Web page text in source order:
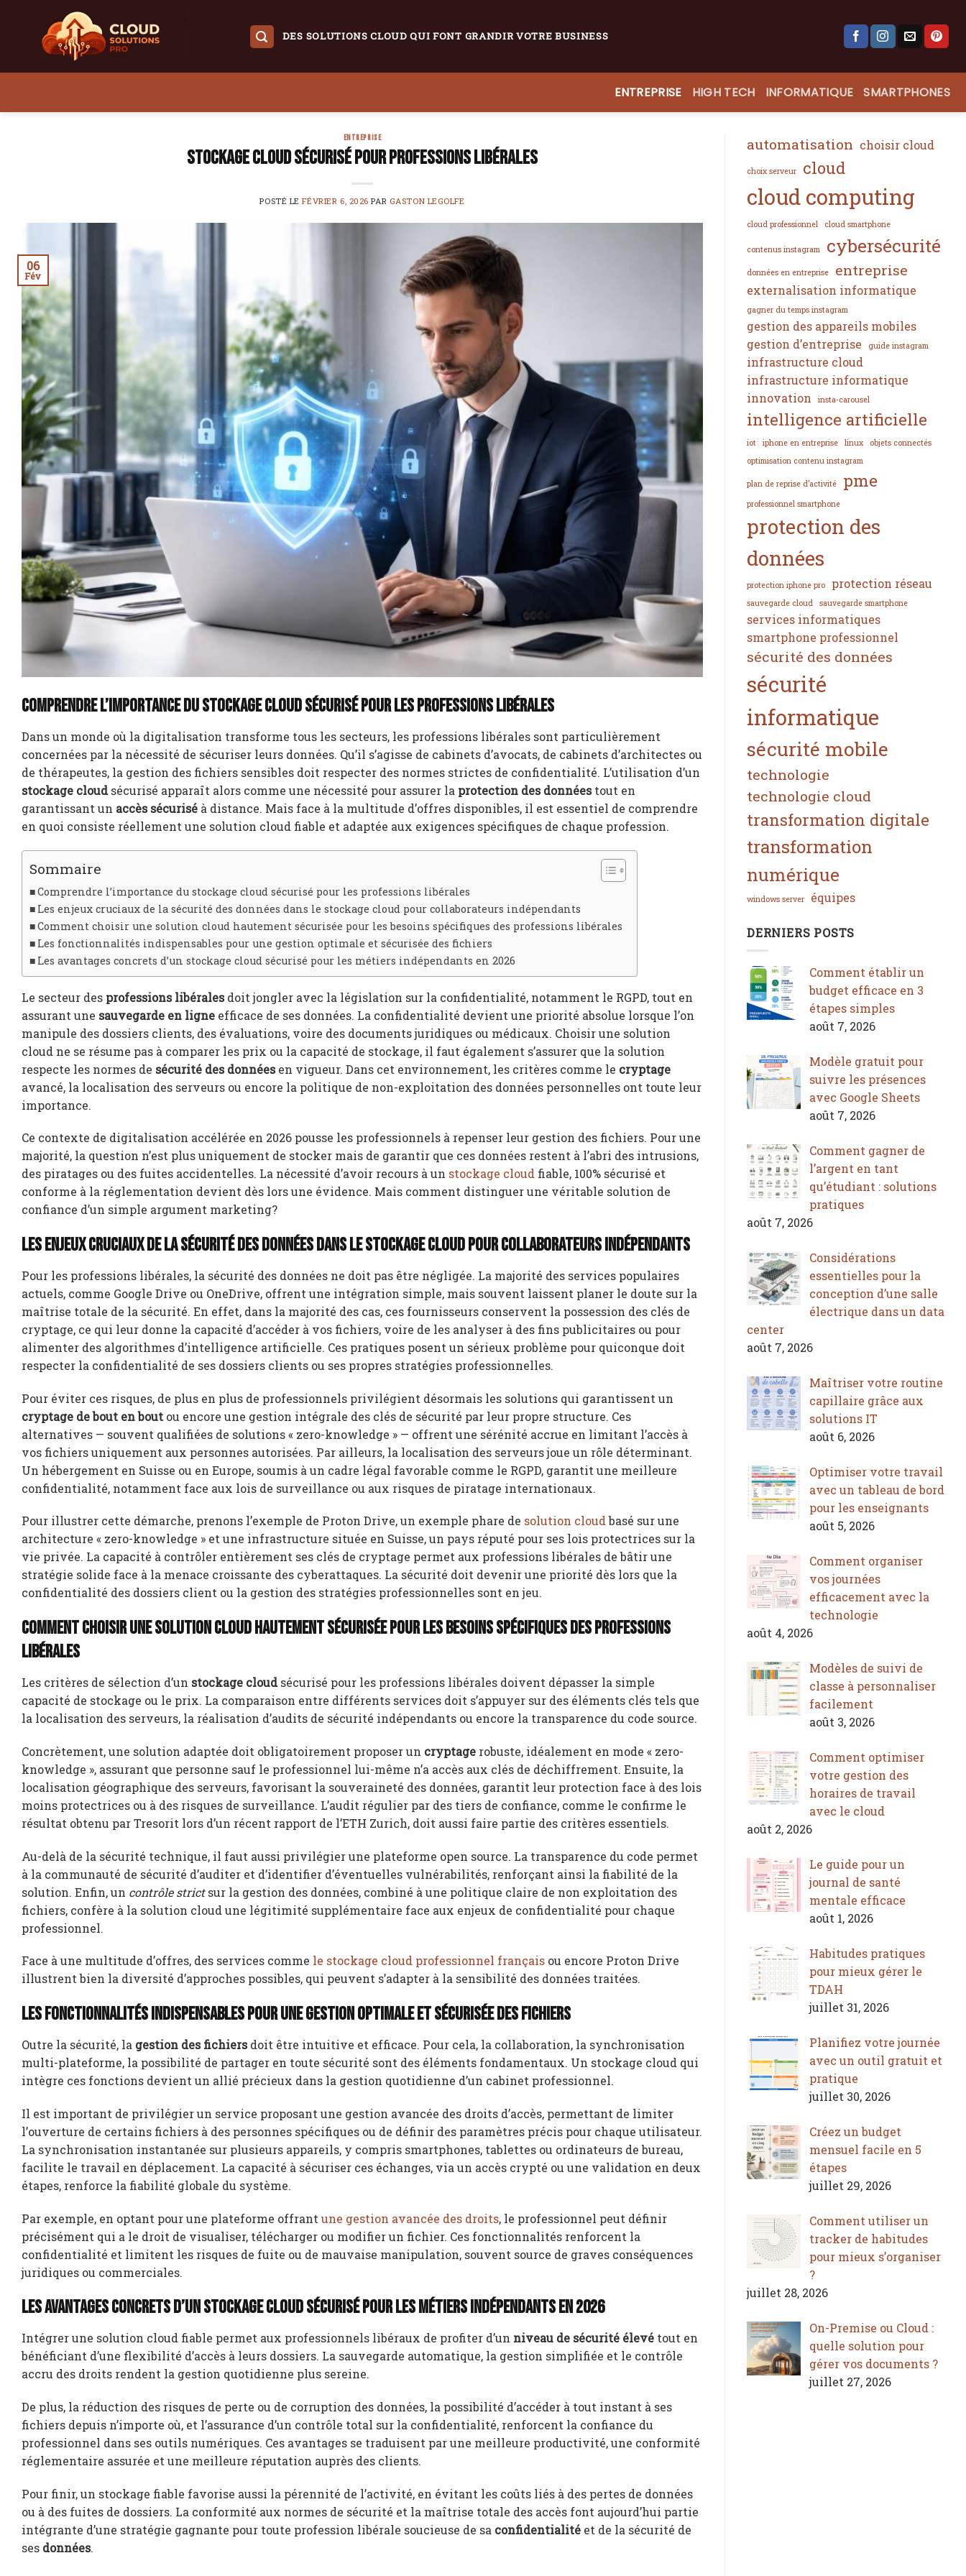
content
DES SOLUTIONS CLOUD QUI FONT GRANDIR VOTRE BUSINESS
ENTREPRISE HIGH TECH INFORMATIQUE SMARTPHONES
ENTREPRISE
Stockage cloud sécurisé pour professions libérales
POSTÉ LEFÉVRIER 6, 2026 PAR GASTON LEGOLFE
06
Fév
Comprendre l’importance du stockage cloud sécurisé pour les professions libérales
Dans un monde où la digitalisation transforme tous les secteurs, les professions libérales sont particulièrement
concernées par la nécessité de sécuriser leurs données. Qu’il s’agisse de cabinets d’avocats, de cabinets d’architectes ou
de thérapeutes, la gestion des fichiers sensibles doit respecter des normes strictes de confidentialité. L’utilisation d’un
stockage cloudsécurisé apparaît alors comme une nécessité pour assurer la protection des donnéestout en
garantissant un accès sécurisé à distance. Mais face à la multitude d’offres disponibles, il est essentiel de comprendre
en quoi consiste réellement une solution cloud fiable et adaptée aux exigences spécifiques de chaque profession.
Sommaire
Comprendre l’importance du stockage cloud sécurisé pour les professions libérales
Les enjeux cruciaux de la sécurité des données dans le stockage cloud pour collaborateurs indépendants
Comment choisir une solution cloud hautement sécurisée pour les besoins spécifiques des professions libérales
Les fonctionnalités indispensables pour une gestion optimale et sécurisée des fichiers
Les avantages concrets d’un stockage cloud sécurisé pour les métiers indépendants en 2026
Le secteur des professions libéralesdoit jongler avec la législation sur la confidentialité, notamment le RGPD, tout en
assurant une sauvegarde en ligne efficace de ses données. La confidentialité devient une priorité absolue lorsque l’on
manipule des dossiers clients, des évaluations, voire des documents juridiques ou médicaux. Choisir une solution
cloud ne se résume pas à comparer les prix ou la capacité de stockage, il faut également s’assurer que la solution
respecte les normes de sécurité des donnéesen vigueur. Dans cet environnement, les critères comme le cryptage
avancé, la localisation des serveurs ou encore la politique de non-exploitation des données personnelles ont toute leur
importance.
Ce contexte de digitalisation accélérée en 2026 pousse les professionnels à repenser leur gestion des fichiers. Pour une
majorité, la question n’est plus uniquement de stocker mais de garantir que ces données restent à l’abri des intrusions,
des piratages ou des fuites accidentelles. La nécessité d’avoir recours à un stockage cloud fiable, 100% sécurisé et
conforme à la réglementation devient dès lors une évidence. Mais comment distinguer une véritable solution de
confiance d’un simple argument marketing?
Les enjeux cruciaux de la sécurité des données dans le stockage cloud pour collaborateurs indépendants
Pour les professions libérales, la sécurité des données ne doit pas être négligée. La majorité des services populaires
actuels, comme Google Drive ou OneDrive, offrent une intégration simple, mais souvent laissent planer le doute sur la
maîtrise totale de la sécurité. En effet, dans la majorité des cas, ces fournisseurs conservent la possession des clés de
cryptage, ce qui leur donne la capacité d’accéder à vos fichiers, voire de les analyser à des fins publicitaires ou pour
alimenter des algorithmes d’intelligence artificielle. Ces pratiques posent un sérieux problème pour quiconque doit
respecter la confidentialité de ses dossiers clients ou ses propres stratégies professionnelles.
Pour éviter ces risques, de plus en plus de professionnels privilégient désormais les solutions qui garantissent un
cryptage de bout en bout ou encore une gestion intégrale des clés de sécurité par leur propre structure. Ces
alternatives — souvent qualifiées de solutions « zero-knowledge » — offrent une sérénité accrue en limitant l’accès à
vos fichiers uniquement aux personnes autorisées. Par ailleurs, la localisation des serveurs joue un rôle déterminant.
Un hébergement en Suisse ou en Europe, soumis à un cadre légal favorable comme le RGPD, garantit une meilleure
confidentialité, notamment face aux lois de surveillance ou aux risques de piratage internationaux.
Pour illustrer cette démarche, prenons l’exemple de Proton Drive, un exemple phare de solution cloudbasé sur une
architecture « zero-knowledge » et une infrastructure située en Suisse, un pays réputé pour ses lois protectrices sur la
vie privée. La capacité à contrôler entièrement ses clés de cryptage permet aux professions libérales de bâtir une
stratégie solide face à la menace croissante des cyberattaques. La sécurité doit devenir une priorité dès lors que la
confidentialité des dossiers client ou la gestion des stratégies professionnelles sont en jeu.
Comment choisir une solution cloud hautement sécurisée pour les besoins spécifiques des professions
libérales
Les critères de sélection d’un stockage cloudsécurisé pour les professions libérales doivent dépasser la simple
capacité de stockage ou le prix. La comparaison entre différents services doit s’appuyer sur des éléments clés tels que
la localisation des serveurs, la réalisation d’audits de sécurité indépendants ou encore la transparence du code source.
Concrètement, une solution adaptée doit obligatoirement proposer un cryptage robuste, idéalement en mode « zero-
knowledge », assurant que personne sauf le professionnel lui-même n’a accès aux clés de déchiffrement. Ensuite, la
localisation géographique des serveurs, favorisant la souveraineté des données, garantit leur protection face à des lois
moins protectrices ou à des risques de surveillance. L’audit régulier par des tiers de confiance, comme le confirme le
résultat obtenu par Tresorit lors d’un récent rapport de l’ETH Zurich, doit aussi faire partie des critères essentiels.
Au-delà de la sécurité technique, il faut aussi privilégier une plateforme open source. La transparence du code permet
à la communauté de sécurité d’auditer et d’identifier d’éventuelles vulnérabilités, renforçant ainsi la fiabilité de la
solution. Enfin, un contrôle strictsur la gestion des données, combiné à une politique claire de non exploitation des
fichiers, confère à la solution cloud une légitimité supplémentaire face aux enjeux de confidentialité pour chaque
professionnel.
Face à une multitude d’offres, des services comme le stockage cloud professionnel français ou encore Proton Drive
illustrent bien la diversité d’approches possibles, qui peuvent s’adapter à la sensibilité des données traitées.
Les fonctionnalités indispensables pour une gestion optimale et sécurisée des fichiers
Outre la sécurité, la gestion des fichiersdoit être intuitive et efficace. Pour cela, la collaboration, la synchronisation
multi-plateforme, la possibilité de partager en toute sécurité sont des éléments fondamentaux. Un stockage cloud qui
intègre ces fonctions devient un allié précieux dans la gestion quotidienne d’un cabinet professionnel.
Il est important de privilégier un service proposant une gestion avancée des droits d’accès, permettant de limiter
l’ouverture de certains fichiers à des personnes spécifiques ou de définir des paramètres précis pour chaque utilisateur.
La synchronisation instantanée sur plusieurs appareils, y compris smartphones, tablettes ou ordinateurs de bureau,
facilite le travail en déplacement. La capacité à sécuriser ces échanges, via un accès crypté ou une validation en deux
étapes, renforce la fiabilité globale du système.
Par exemple, en optant pour une plateforme offrant une gestion avancée des droits, le professionnel peut définir
précisément qui a le droit de visualiser, télécharger ou modifier un fichier. Ces fonctionnalités renforcent la
confidentialité et limitent les risques de fuite ou de mauvaise manipulation, souvent source de graves conséquences
juridiques ou commerciales.
Les avantages concrets d’un stockage cloud sécurisé pour les métiers indépendants en 2026
Intégrer une solution cloud fiable permet aux professionnels libéraux de profiter d’un niveau de sécurité élevé tout en
bénéficiant d’une flexibilité d’accès à leurs dossiers. La sauvegarde automatique, la gestion simplifiée et le contrôle
accru des droits rendent la gestion quotidienne plus sereine.
De plus, la réduction des risques de perte ou de corruption des données, la possibilité d’accéder à tout instant à ses
fichiers depuis n’importe où, et l’assurance d’un contrôle total sur la confidentialité, renforcent la confiance du
professionnel dans ses outils numériques. Ces avantages se traduisent par une meilleure productivité, une conformité
réglementaire assurée et une meilleure réputation auprès des clients.
Pour finir, un stockage fiable favorise aussi la pérennité de l’activité, en évitant les coûts liés à des pertes de données
ou à des fuites de dossiers. La conformité aux normes de sécurité et la maîtrise totale des accès font aujourd’hui partie
intégrante d’une stratégie gagnante pour toute profession libérale soucieuse de sa confidentialité et de la sécurité de
ses données.
automatisation choisir cloud
choix serveur cloud
cloud computing
cloud professionnel cloud smartphone
contenus instagram cybersécurité
données en entreprise entreprise
externalisation informatique
gagner du temps instagram
gestion des appareils mobiles
gestion d’entreprise
guide instagram
infrastructure cloud
infrastructure informatique
innovation
insta-carousel
intelligence artificielle
iot iphone en entreprise linux
objets connectés
optimisation contenu instagram
plan de reprise d’activité pme
professionnel smartphone
protection des
données
protection iphone pro protection réseau
sauvegarde cloud sauvegarde smartphone
services informatiques
smartphone professionnel
sécurité des données
sécurité
informatique
sécurité mobile
technologie
technologie cloud
transformation digitale
transformation
numérique
windows server équipes
DERNIERS POSTS
Comment établir un
budget efficace en 3
étapes simples
août 7, 2026
Modèle gratuit pour
suivre les présences
avec Google Sheets
août 7, 2026
Comment gagner de
l’argent en tant
qu’étudiant : solutions
pratiques
août 7, 2026
Considérations
essentielles pour la
conception d’une salle
électrique dans un data
center
août 7, 2026
Maîtriser votre routine
capillaire grâce aux
solutions IT
août 6, 2026
Optimiser votre travail
avec un tableau de bord
pour les enseignants
août 5, 2026
Comment organiser
vos journées
efficacement avec la
technologie
août 4, 2026
Modèles de suivi de
classe à personnaliser
facilement
août 3, 2026
Comment optimiser
votre gestion des
horaires de travail
avec le cloud
août 2, 2026
Le guide pour un
journal de santé
mentale efficace
août 1, 2026
Habitudes pratiques
pour mieux gérer le
TDAH
juillet 31, 2026
Planifiez votre journée
avec un outil gratuit et
pratique
juillet 30, 2026
Créez un budget
mensuel facile en 5
étapes
juillet 29, 2026
Comment utiliser un
tracker de habitudes
pour mieux s’organiser
?
juillet 28, 2026
On-Premise ou Cloud :
quelle solution pour
gérer vos documents ?
juillet 27, 2026